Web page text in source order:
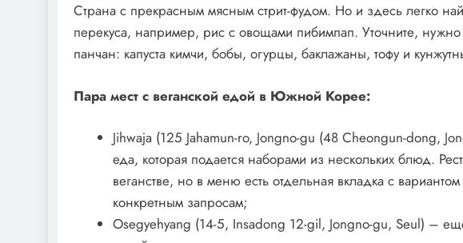
Страна с прекрасным мясным стрит-фудом. Но и здесь легко
перекуса, например, рис с овощами пибимпап. Уточните, нужно
панчан: капуста кимчи, бобы, огурцы, баклажаны, тофу и
Пара мест с веганской едой в Южной Корее:
Jihwaja (125 Jahamun-ro, Jongno-gu (48 Cheongun-dong,
еда, которая подается наборами из нескольких блюд.
веганстве, но в меню есть отдельная вкладка с
конкретным запросам;
Osegyehyang (14-5, Insadong 12-gil, Jongno-gu, Seul) –